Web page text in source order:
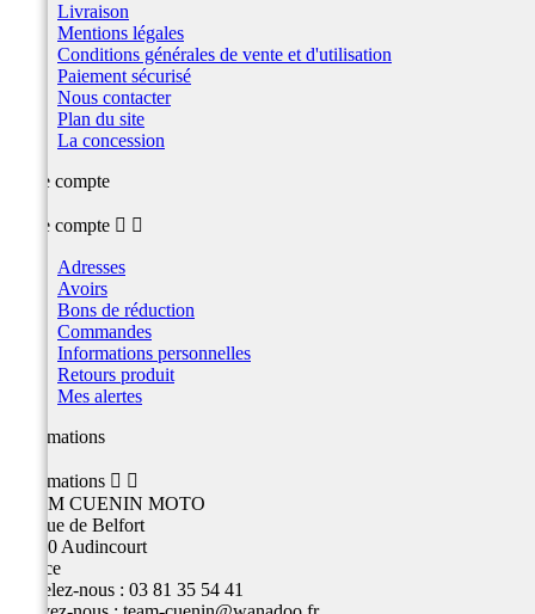
Livraison
Mentions légales
Conditions générales de vente et d'utilisation
Paiement sécurisé
Nous contacter
Plan du site
La concession
Votre compte
Votre compte  
Adresses
Avoirs
Bons de réduction
Commandes
Informations personnelles
Retours produit
Mes alertes
Informations
Informations  
TEAM CUENIN MOTO
26 Rue de Belfort
25400 Audincourt
France
Appelez-nous : 03 81 35 54 41